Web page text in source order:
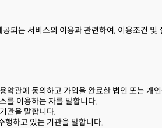
되는 서비스의 이용과 관련하여, 이용조건
약관에 동의하고 가입을 완료한 법인 또는 개
를 이용하는 자를 말합니다.
관을 말합니다.
행하고 있는 기관을 말합니다.